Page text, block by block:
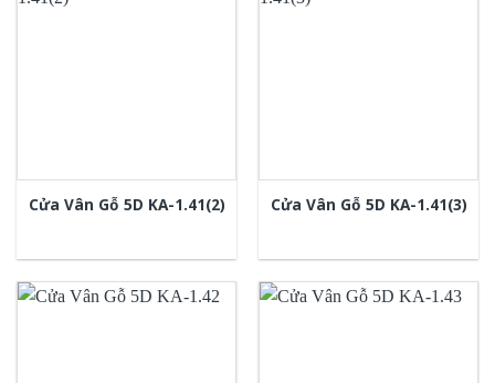
Cửa Vân Gỗ 5D KA-1.41(2) Cửa Vân Gỗ 5D KA-1.41(3)